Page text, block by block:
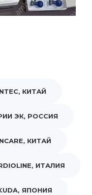
КИТАЙ
ЭК, РОССИЯ
КИТАЙ
ИТАЛИЯ
ЯПОНИЯ